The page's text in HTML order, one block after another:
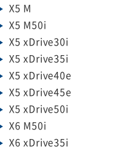
X5 M
X5 M50i
X5 xDrive30i
X5 xDrive35i
X5 xDrive40e
X5 xDrive45e
X5 xDrive50i
X6 M50i
X6 xDrive35i